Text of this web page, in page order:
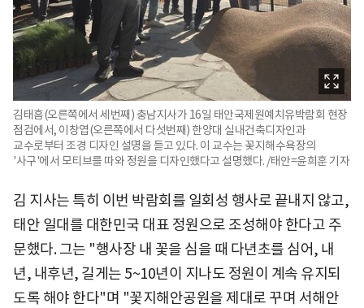
김태흠(오른쪽에서 세번째) 충남지사가 16일 태안국제원예치유박람회 현장
점검에서, 이창엽(오른쪽에서 다섯번째) 한양대 실내건축디자인과
교수로부터 조경 디자인 설명을 듣고 있다. 이 교수는 꽃지해수욕장의
'사구'에서 모티브를 따와 정원을 디자인했다고 설명했다. /태안=윤희훈 기자
김 지사는 특히 이번 박람회를 일회성 행사로 끝내지 않고,
태안 일대를 대한민국 대표 정원으로 조성해야 한다고 주
문했다. 그는 "행사장 내 꽃을 심을 때 다년초를 심어, 내
년, 내후년, 길게는 5~10년이 지나도 정원이 계속 유지되
도록 해야 한다"며 "꽃지해안공원을 제대로 꾸며 서해안